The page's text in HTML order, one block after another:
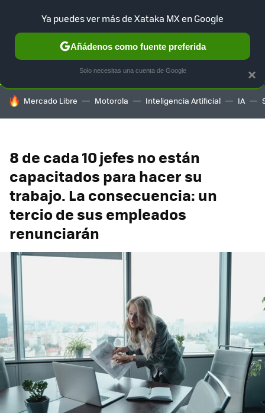
SELECCIÓN GAMING HOME AUTO TERRITORIO
HOY SE HABLA DE
Mercado Libre Motorola Inteligencia Artificial IA
8 de cada 10 jefes no están
capacitados para hacer su
trabajo. La consecuencia: un
tercio de sus empleados
renunciarán
×
Ya puedes ver más de Xataka MX en Google
Añádenos como fuente preferida
Solo necesitas una cuenta de Google